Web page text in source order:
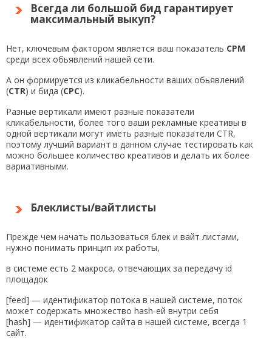
Всегда ли большой бид гарантирует
максимальный выкуп?
Нет, ключевым фактором является ваш показатель CPM
среди всех обьявлений нашей сети.
А он формируется из кликабельности ваших обьявлений
(CTR) и бида (CPC).
Разные вертикали имеют разные показатели
кликабельности, более того ваши рекламные креативы в
одной вертикали могут иметь разные показатели CTR,
поэтому лучший вариант в данном случае тестировать как
можно большее количество креативов и делать их более
вариативными.
Блеклисты/вайтлисты
Прежде чем начать пользоваться блек и вайт листами,
нужно понимать принцип их работы,
в системе есть 2 макроса, отвечающих за передачу id
площадок
[feed] — идентификатор потока в нашей системе, поток
может содержать множество hash-ей внутри себя
[hash] — идентификатор сайта в нашей системе, всегда 1
сайт.